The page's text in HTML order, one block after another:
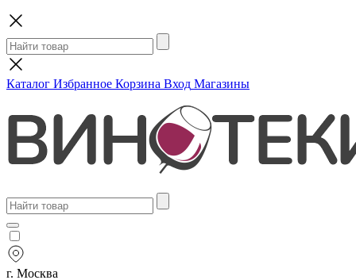
Каталог Избранное Корзина Вход Магазины
г. Москва